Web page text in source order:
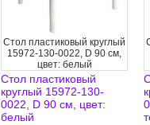
Стол пластиковый круглый
15972-130-0022, D 90 см,
цвет: белый
Стол пластиковый
круглый 15972-130-
0022, D 90 см, цвет:
белый